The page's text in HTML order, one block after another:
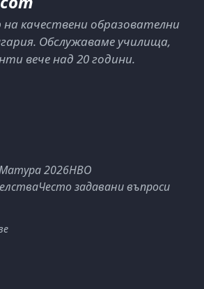
качествени образователни
Обслужаваме училища,
вече над 20 години.
2026НВО
Често задавани въпроси